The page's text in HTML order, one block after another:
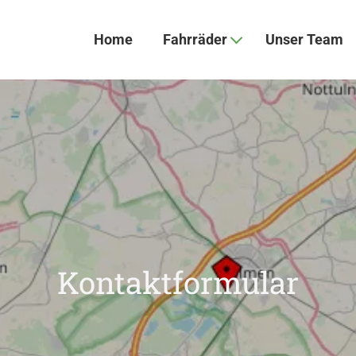
Home Fahrräder Unser Team
Kontaktformular